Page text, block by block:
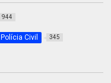
944
Polícia Civil 345